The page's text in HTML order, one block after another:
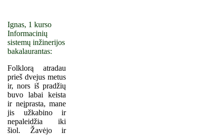
Ignas, 1 kurso
Informacinių
sistemų inžinerijos
bakalaurantas:
Folklorą atradau
prieš dvejus metus
ir, nors iš pradžių
buvo labai keista
ir neįprasta, mane
jis užkabino ir
nepaleidžia iki
šiol. Žavėjo ir